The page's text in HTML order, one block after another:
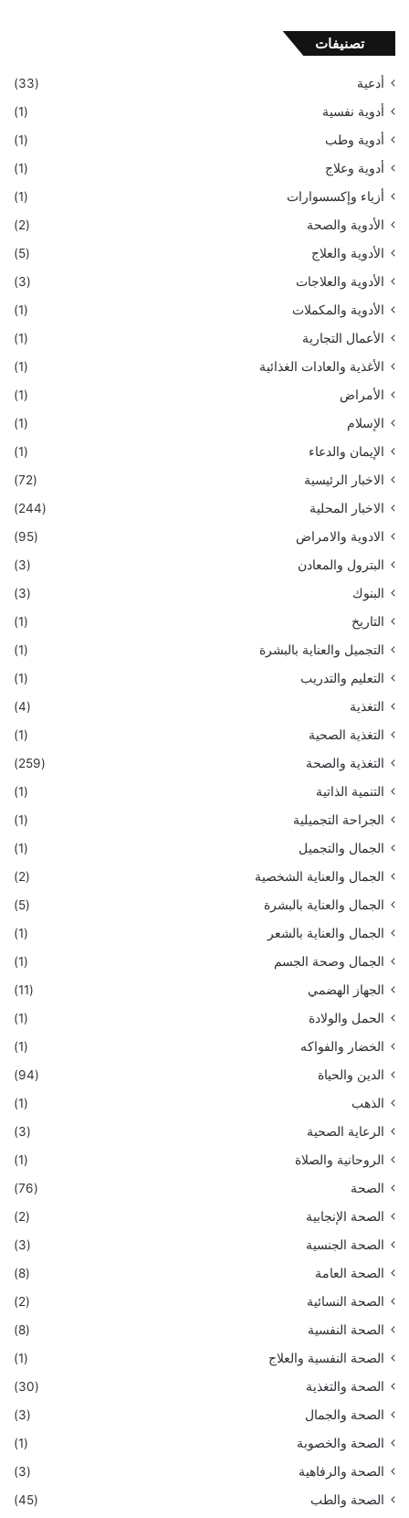
تصنيفات
أدعية
(33)
أدوية نفسية
(1)
أدوية وطب
(1)
أدوية وعلاج
(1)
أزياء وإكسسوارات
(1)
الأدوية والصحة
(2)
الأدوية والعلاج
(5)
الأدوية والعلاجات
(3)
الأدوية والمكملات
(1)
الأعمال التجارية
(1)
الأغذية والعادات الغذائية
(1)
الأمراض
(1)
الإسلام
(1)
الإيمان والدعاء
(1)
الاخبار الرئيسية
(72)
الاخبار المحلية
(244)
الادوية والامراض
(95)
البترول والمعادن
(3)
البنوك
(3)
التاريخ
(1)
التجميل والعناية بالبشرة
(1)
التعليم والتدريب
(1)
التغذية
(4)
التغذية الصحية
(1)
التغذية والصحة
(259)
التنمية الذاتية
(1)
الجراحة التجميلية
(1)
الجمال والتجميل
(1)
الجمال والعناية الشخصية
(2)
الجمال والعناية بالبشرة
(5)
الجمال والعناية بالشعر
(1)
الجمال وصحة الجسم
(1)
الجهاز الهضمي
(11)
الحمل والولادة
(1)
الخضار والفواكه
(1)
الدين والحياة
(94)
الذهب
(1)
الرعاية الصحية
(3)
الروحانية والصلاة
(1)
الصحة
(76)
الصحة الإنجابية
(2)
الصحة الجنسية
(3)
الصحة العامة
(8)
الصحة النسائية
(2)
الصحة النفسية
(8)
الصحة النفسية والعلاج
(1)
الصحة والتغذية
(30)
الصحة والجمال
(3)
الصحة والخصوبة
(1)
الصحة والرفاهية
(3)
الصحة والطب
(45)